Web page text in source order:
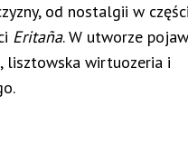
od nostalgii w części
Eritaña. W utworze
lisztowska wirtuozeria i